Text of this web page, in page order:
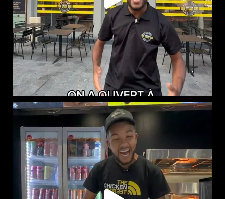
RED BULL PÊCHE BLANCHE ET CLASSIQUE DISPONIBLES...
61 1